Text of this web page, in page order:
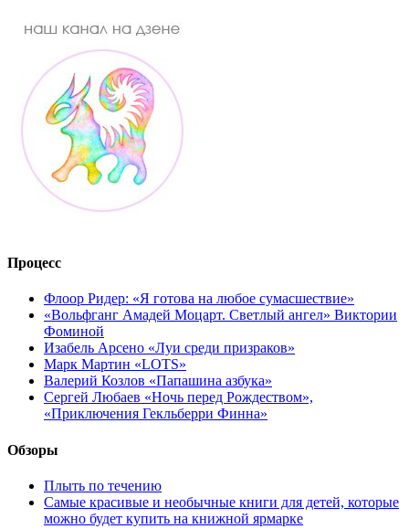
Процесс
Флоор Ридер: «Я готова на любое сумасшествие»
«Вольфганг Амадей Моцарт. Светлый ангел» Виктории
Фоминой
Изабель Арсено «Луи среди призраков»
Марк Мартин «LOTS»
Валерий Козлов «Папашина азбука»
Сергей Любаев «Ночь перед Рождеством»,
«Приключения Гекльберри Финна»
Обзоры
Плыть по течению
Самые красивые и необычные книги для детей, которые
можно будет купить на книжной ярмарке